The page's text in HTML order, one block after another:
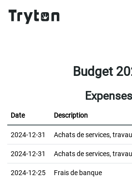
Skip to main content
Budget
Expenses
Date Description
2024-12-31 Achats de services,
2024-12-31 Achats de services,
2024-12-25 Frais de banque